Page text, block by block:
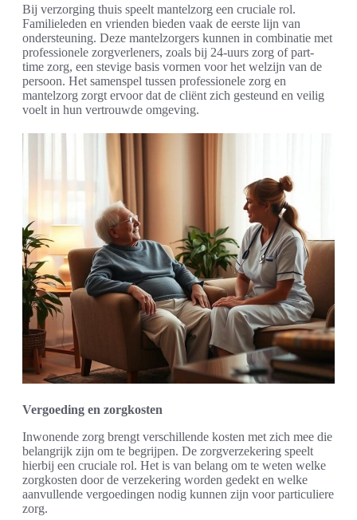
Bij verzorging thuis speelt mantelzorg een cruciale rol.
Familieleden en vrienden bieden vaak de eerste lijn van
ondersteuning. Deze mantelzorgers kunnen in combinatie met
professionele zorgverleners, zoals bij 24-uurs zorg of part-
time zorg, een stevige basis vormen voor het welzijn van de
persoon. Het samenspel tussen professionele zorg en
mantelzorg zorgt ervoor dat de cliënt zich gesteund en veilig
voelt in hun vertrouwde omgeving.
Vergoeding en zorgkosten
Inwonende zorg brengt verschillende kosten met zich mee die
belangrijk zijn om te begrijpen. De zorgverzekering speelt
hierbij een cruciale rol. Het is van belang om te weten welke
zorgkosten door de verzekering worden gedekt en welke
aanvullende vergoedingen nodig kunnen zijn voor particuliere
zorg.